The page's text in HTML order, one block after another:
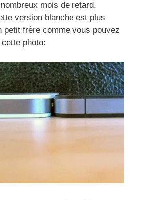
mois de retard.
version blanche est plus
petit frère comme vous pouvez
photo: